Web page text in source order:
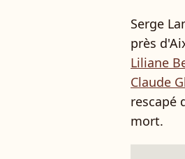
Serge
près
Liliane
Claude
rescapé
mort.